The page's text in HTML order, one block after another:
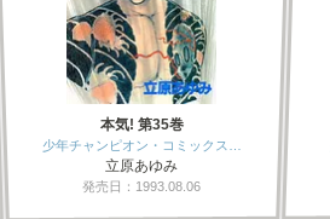
本気! 第35巻
少年チャンピオン・コミックス…
立原あゆみ
発売日：1993.08.06